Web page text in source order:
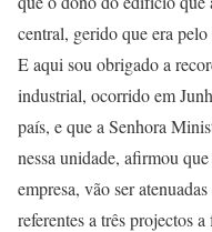
central, gerido que era pelo
E aqui sou obrigado a
industrial, ocorrido em
país, e que a Senhora
nessa unidade, afirmou
empresa, vão ser
referentes a três projectos